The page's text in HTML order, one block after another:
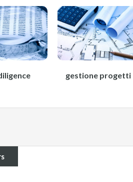
gestione progetti